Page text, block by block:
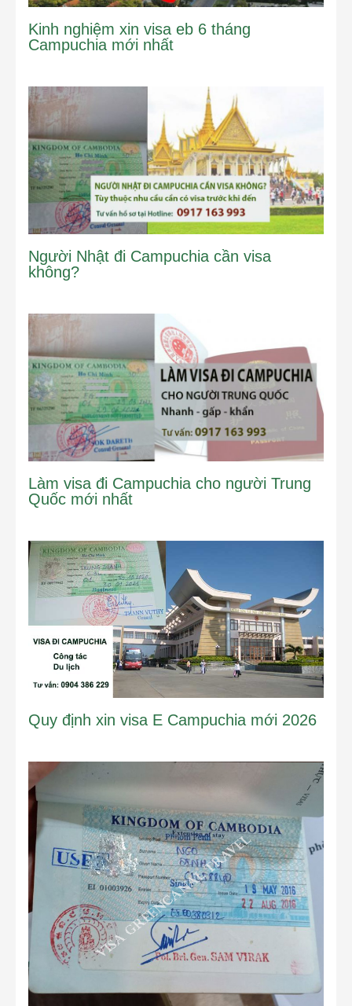
Kinh nghiệm xin visa eb 6 tháng
Campuchia mới nhất
Người Nhật đi Campuchia cần visa
không?
Làm visa đi Campuchia cho người Trung
Quốc mới nhất
Quy định xin visa E Campuchia mới 2026